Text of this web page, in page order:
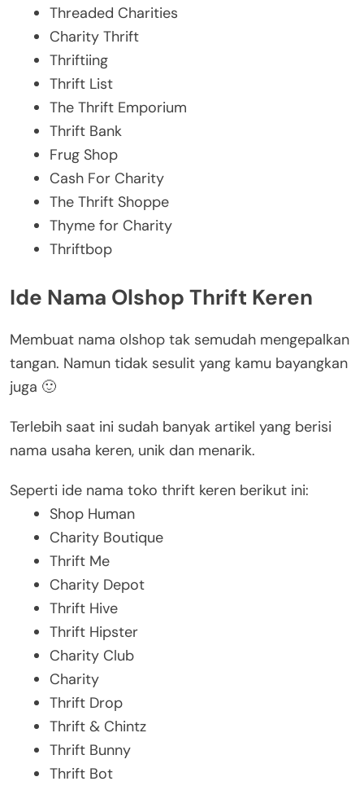
Threaded Charities
Charity Thrift
Thriftiing
Thrift List
The Thrift Emporium
Thrift Bank
Frug Shop
Cash For Charity
The Thrift Shoppe
Thyme for Charity
Thriftbop
Ide Nama Olshop Thrift Keren
Membuat nama olshop tak semudah mengepalkan
tangan. Namun tidak sesulit yang kamu bayangkan
juga 🙂
Terlebih saat ini sudah banyak artikel yang berisi
nama usaha keren, unik dan menarik.
Seperti ide nama toko thrift keren berikut ini:
Shop Human
Charity Boutique
Thrift Me
Charity Depot
Thrift Hive
Thrift Hipster
Charity Club
Charity
Thrift Drop
Thrift & Chintz
Thrift Bunny
Thrift Bot